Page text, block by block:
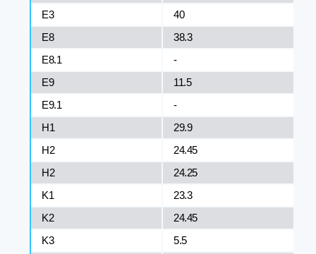
E3
40
E8
38.3
E8.1
-
E9
11.5
E9.1
-
H1
29.9
H2
24.45
H2
24.25
K1
23.3
K2
24.45
K3
5.5